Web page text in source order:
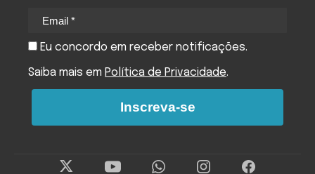
Eu concordo em receber notificações.
Saiba mais em Política de Privacidade.
Inscreva-se